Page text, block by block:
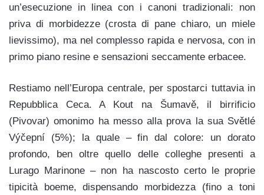
un’esecuzione in linea con i canoni tradizionali: non
priva di morbidezze (crosta di pane chiaro, un miele
lievissimo), ma nel complesso rapida e nervosa, con in
primo piano resine e sensazioni seccamente erbacee.
Restiamo nell’Europa centrale, per spostarci tuttavia in
Repubblica Ceca. A Kout na Šumavě, il birrificio
(Pivovar) omonimo ha messo alla prova la sua Světlé
Výčepní (5%); la quale – fin dal colore: un dorato
profondo, ben oltre quello delle colleghe presenti a
Lurago Marinone – non ha nascosto certo le proprie
tipicità boeme, dispensando morbidezza (fino a toni